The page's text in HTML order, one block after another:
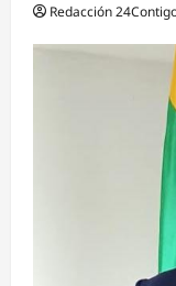
Redacción